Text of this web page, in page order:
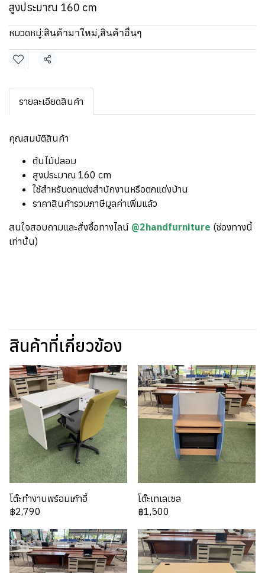
สูงประมาณ 160 cm
หมวดหมู่:สินค้ามาใหม่,สินค้าอื่นๆ
แชร์
รายละเอียดสินค้า
คุณสมบัติสินค้า
ต้นไม้ปลอม
สูงประมาณ 160 cm
ใช้สำหรับตกแต่งสำนักงานหรือตกแต่งบ้าน
ราคาสินค้ารวมภาษีมูลค่าเพิ่มแล้ว
สนใจสอบถามและสั่งซื้อทางไลน์ @2handfurniture (ช่องทางนี้
เท่านั้น)
สินค้าที่เกี่ยวข้อง
โต๊ะทำงานพร้อมเก้าอี้
฿2,790
โต๊ะเทเลเซล
฿1,500